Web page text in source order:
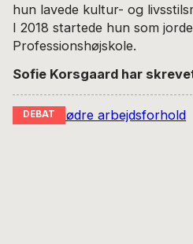
hun lavede kultur- og
I 2018 startede hun som
Professionshøjskole.
Sofie Korsgaard har